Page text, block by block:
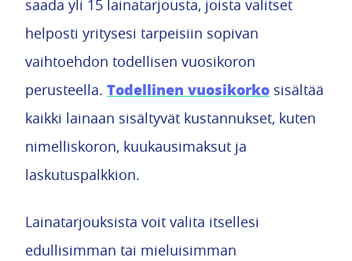
saada yli 15 lainatarjousta, joista valitset
helposti yritysesi tarpeisiin sopivan
vaihtoehdon todellisen vuosikoron
perusteella. Todellinen vuosikorko sisältää
kaikki lainaan sisältyvät kustannukset, kuten
nimelliskoron, kuukausimaksut ja
laskutuspalkkion.
Lainatarjouksista voit valita itsellesi
edullisimman tai mieluisimman